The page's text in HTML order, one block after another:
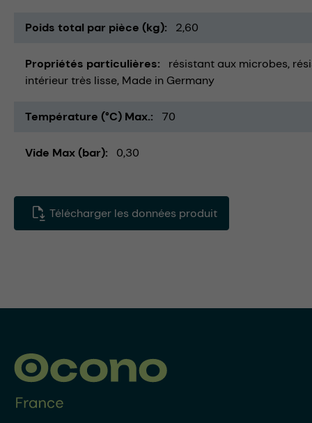
Poids total par pièce (kg) 2,60
Propriétés particulières résistant aux microbes
intérieur très lisse Made in Germany
Température (°C) Max. 70
Vide Max (bar) 0,30
Télécharger les données produit